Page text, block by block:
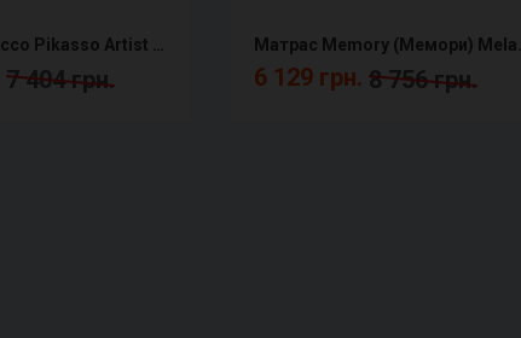
Матрас Пикассо Pikasso Artist ЕММ
7 404 грн. 6 129 грн. 8 756 грн.